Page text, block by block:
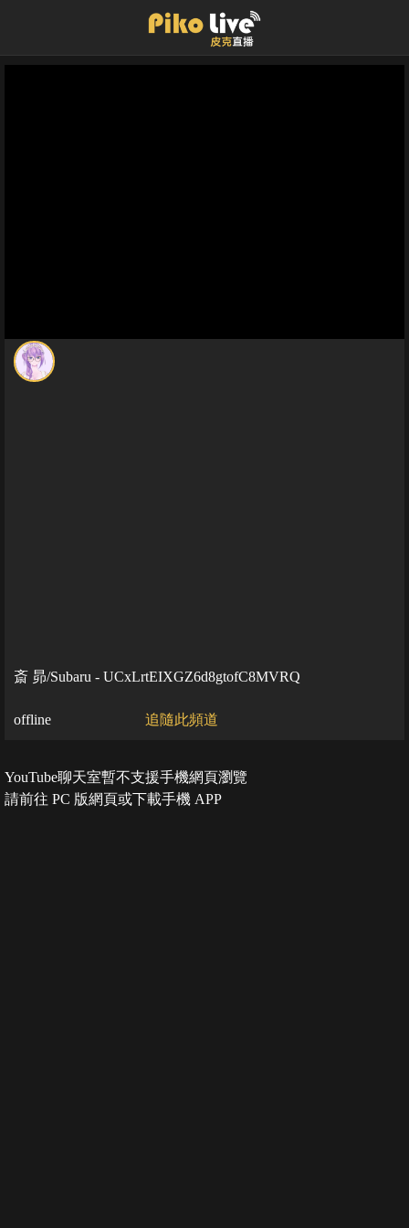
斎 昴/Subaru - UCxLrtEIXGZ6d8gtofC8MVRQ
offline 追隨此頻道
YouTube聊天室暫不支援手機網頁瀏覽
請前往 PC 版網頁或下載手機 APP